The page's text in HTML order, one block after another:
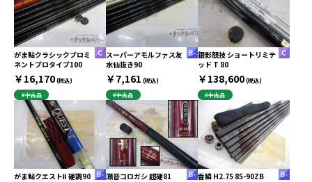
がま鮎クラシックプロミ
ネントプロタイプ100
￥16,170(税込)
#中古品
スーパーアモルファス友
水仙抜き90
￥7,161 (税込)
#中古品
銀影競技 ショートリミテ
ッド T 80
￥138,600(税込)
#中古品
がま鮎クエストⅡ 硬調90 瀬音コロガシ 超硬81 香鱗 H2.75 85-90ZB